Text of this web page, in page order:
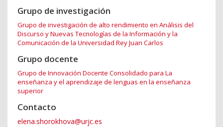
Grupo de investigación
Grupo de investigación de alto rendimiento en Análisis del
Discurso y Nuevas Tecnologías de la Información y la
Comunicación de la Universidad Rey Juan Carlos
Grupo docente
Grupo de Innovación Docente Consolidado para La
enseñanza y el aprendizaje de lenguas en la enseñanza
superior
Contacto
elena.shorokhova@urjc.es